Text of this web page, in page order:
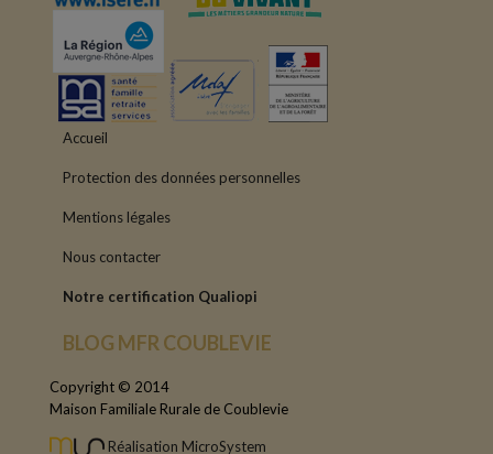
Accueil
Protection des données personnelles
Mentions légales
Nous contacter
Notre certification Qualiopi
BLOG MFR COUBLEVIE
Copyright © 2014
Maison Familiale Rurale de Coublevie
Réalisation MicroSystem